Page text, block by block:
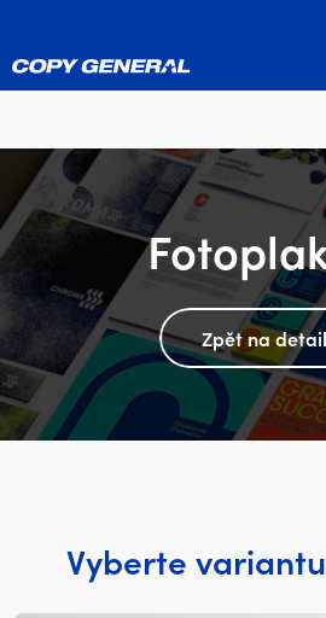
Zpět na detail
Vyberte